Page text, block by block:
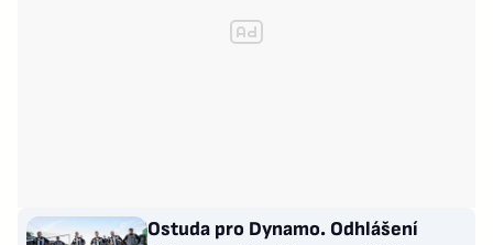
Ostuda pro Dynamo. Odhlášení